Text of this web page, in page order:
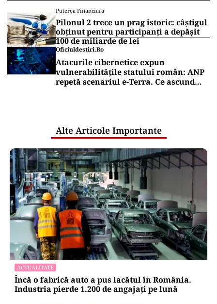
Puterea Financiara
Pilonul 2 trece un prag istoric: câștigul
obținut pentru participanți a depășit
100 de miliarde de lei
Oficiuldestiri.ro
Atacurile cibernetice expun
vulnerabilitățile statului român: ANP
repetă scenariul e‑Terra. Ce ascund
Alte Articole Importante
ACTUALITATE
Încă o fabrică auto a pus lacătul în România.
Industria pierde 1.200 de angajați pe lună